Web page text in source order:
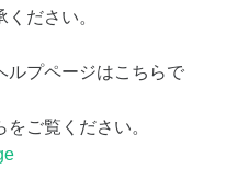
ださい。
ルプページはこちらで
ご覧ください。